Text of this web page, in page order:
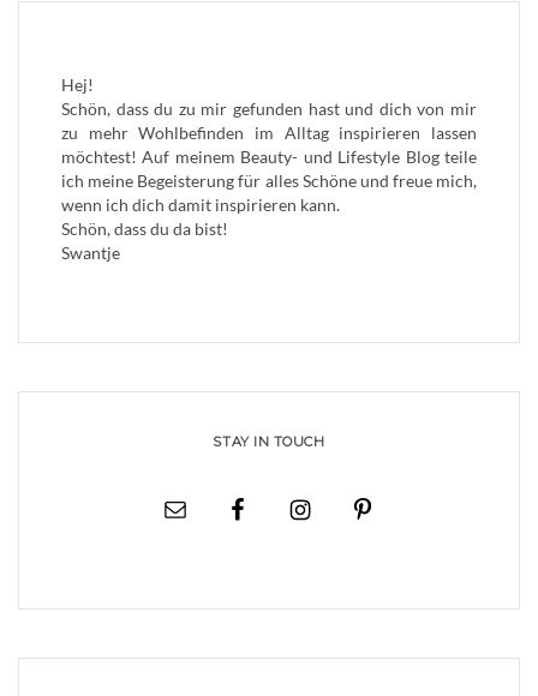
Hej!
Schön, dass du zu mir gefunden hast und dich von mir
zu mehr Wohlbefinden im Alltag inspirieren lassen
möchtest! Auf meinem Beauty- und Lifestyle Blog teile
ich meine Begeisterung für alles Schöne und freue mich,
wenn ich dich damit inspirieren kann.
Schön, dass du da bist!
Swantje
STAY IN TOUCH